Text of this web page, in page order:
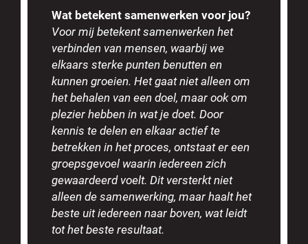
Wat betekent samenwerken voor jou?
Voor mij betekent samenwerken het
verbinden van mensen, waarbij we
elkaars sterke punten benutten en
kunnen groeien. Het gaat niet alleen om
het behalen van een doel, maar ook om
plezier hebben in wat je doet. Door
kennis te delen en elkaar actief te
betrekken in het proces, ontstaat er een
groepsgevoel waarin iedereen zich
gewaardeerd voelt. Dit versterkt niet
alleen de samenwerking, maar haalt het
beste uit iedereen naar boven, wat leidt
tot het beste resultaat.